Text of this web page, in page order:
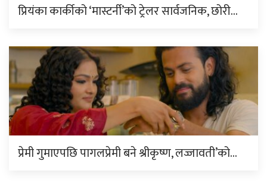
प्रियंका कार्कीको ‘मास्टर्नी’को ट्रेलर सार्वजनिक, छोरी…
प्रेमी गुमाएपछि पागलप्रेमी बने श्रीकृष्ण, लज्जावती’को…